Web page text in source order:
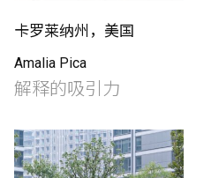
卡罗莱纳州，美国
Amalia Pica
解释的吸引力